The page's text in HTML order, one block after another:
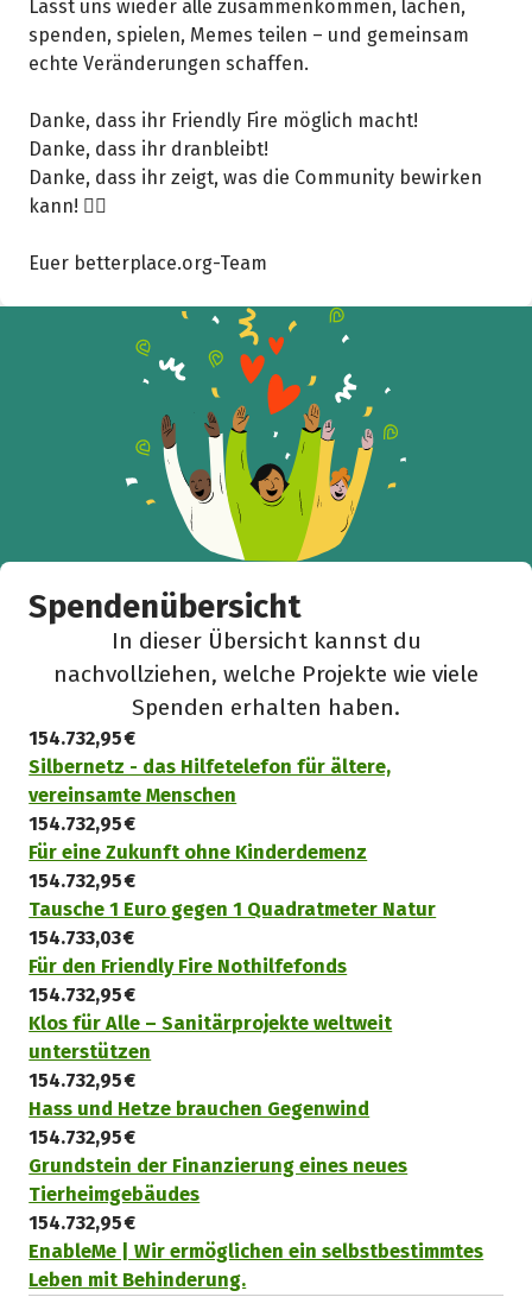
Lasst uns wieder alle zusammenkommen, lachen,
spenden, spielen, Memes teilen – und gemeinsam
echte Veränderungen schaffen.
Danke, dass ihr Friendly Fire möglich macht!
Danke, dass ihr dranbleibt!
Danke, dass ihr zeigt, was die Community bewirken
kann! ❤️‍🔥
Euer betterplace.org-Team
Spendenübersicht
In dieser Übersicht kannst du
nachvollziehen, welche Projekte wie viele
Spenden erhalten haben.
154.732,95 €
Silbernetz - das Hilfetelefon für ältere,
vereinsamte Menschen
154.732,95 €
Für eine Zukunft ohne Kinderdemenz
154.732,95 €
Tausche 1 Euro gegen 1 Quadratmeter Natur
154.733,03 €
Für den Friendly Fire Nothilfefonds
154.732,95 €
Klos für Alle – Sanitärprojekte weltweit
unterstützen
154.732,95 €
Hass und Hetze brauchen Gegenwind
154.732,95 €
Grundstein der Finanzierung eines neues
Tierheimgebäudes
154.732,95 €
EnableMe | Wir ermöglichen ein selbstbestimmtes
Leben mit Behinderung.